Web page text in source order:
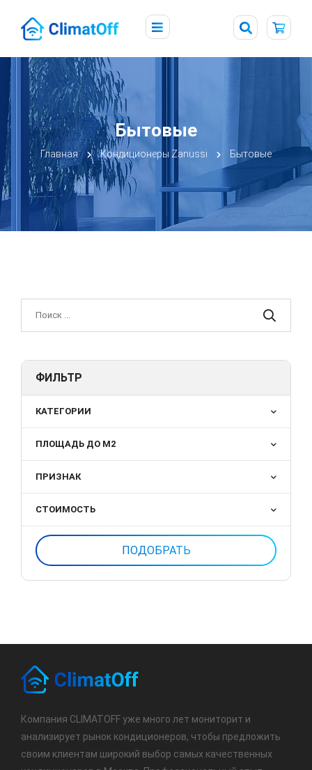
Бытовые
Главная Кондиционеры Zanussi Бытовые
ФИЛЬТР
КАТЕГОРИИ
ПЛОЩАДЬ ДО М2
ПРИЗНАК
СТОИМОСТЬ
Компания CLIMATOFF уже много лет мониторит и
анализирует рынок кондиционеров, чтобы предложить
своим клиентам широкий выбор самых качественных